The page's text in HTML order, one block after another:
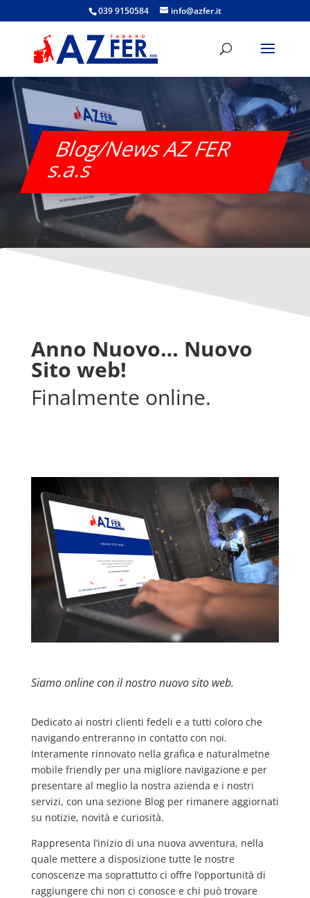
039 9150584 info@azfer.it
Blog/News AZ FER
s.a.s
Anno Nuovo… Nuovo
Sito web!
Finalmente online.
Siamo online con il nostro nuovo sito web.
Dedicato ai nostri clienti fedeli e a tutti coloro che
navigando entreranno in contatto con noi.
Interamente rinnovato nella grafica e naturalmetne
mobile friendly per una migliore navigazione e per
presentare al meglio la nostra azienda e i nostri
servizi, con una sezione Blog per rimanere aggiornati
su notizie, novità e curiosità.
Rappresenta l’inizio di una nuova avventura, nella
quale mettere a disposizione tutte le nostre
conoscenze ma soprattutto ci offre l’opportunità di
raggiungere chi non ci conosce e chi può trovare